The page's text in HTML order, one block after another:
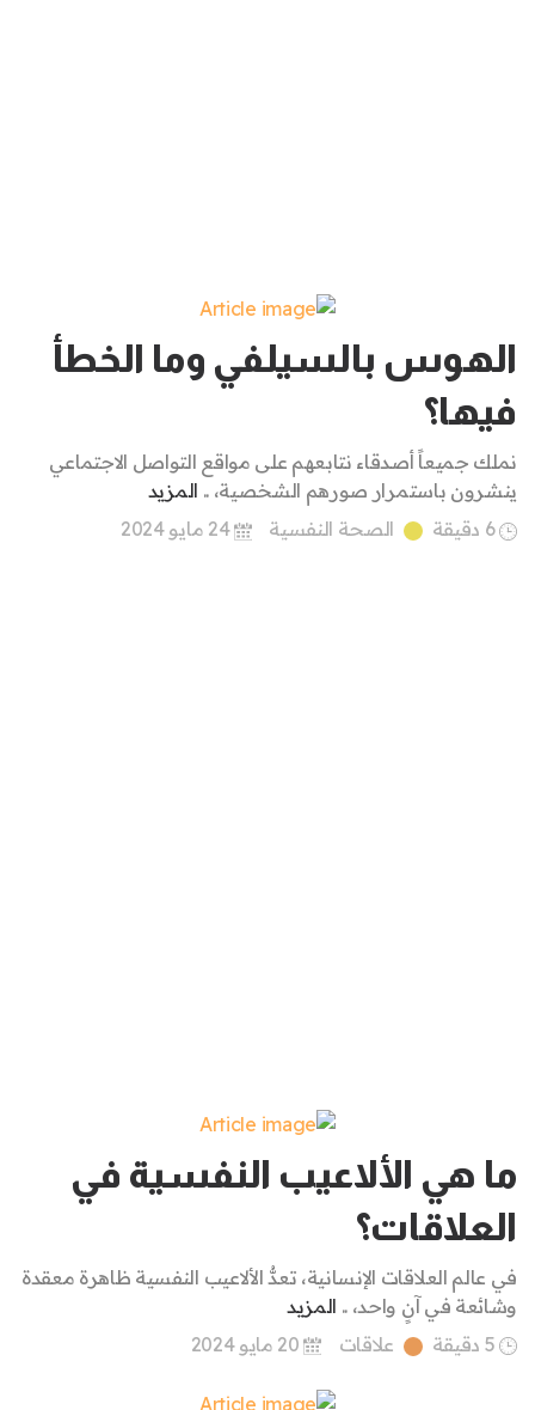
الهوس بالسيلفي وما الخطأ
فيها؟
نملك جميعاً أصدقاء نتابعهم على مواقع التواصل الاجتماعي
ينشرون باستمرار صورهم الشخصية، .. المزيد
6 دقيقة
الصحة النفسية 24 مايو 2024
ما هي الألاعيب النفسية في
العلاقات؟
في عالم العلاقات الإنسانية، تعدُّ الألاعيب النفسية ظاهرة معقدة
وشائعة في آنٍ واحد، .. المزيد
5 دقيقة
علاقات 20 مايو 2024